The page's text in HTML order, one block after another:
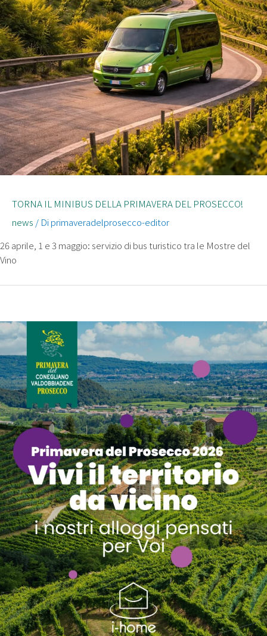
TORNA IL MINIBUS DELLA PRIMAVERA DEL PROSECCO!
news / Di primaveradelprosecco-editor
26 aprile, 1 e 3 maggio: servizio di bus turistico tra le Mostre del
Vino